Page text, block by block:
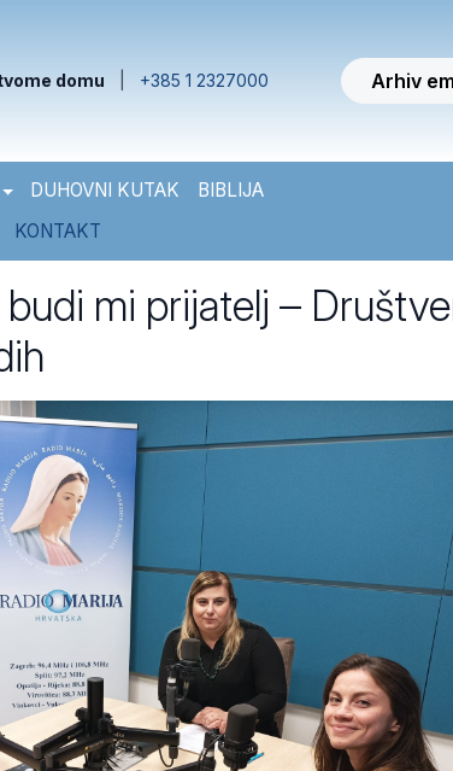
domu +385 1 2327000 Arhiv
DUHOVNI KUTAK
BIBLIJA
KONTAKT
mi prijatelj –